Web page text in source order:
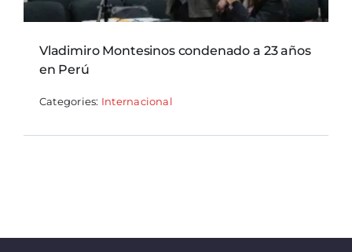
Vladimiro Montesinos condenado a 23 años
en Perú
Categories: Internacional